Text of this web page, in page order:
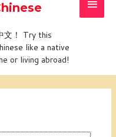
文！ Try this
like a native
or living abroad!